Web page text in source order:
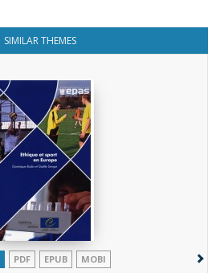
SIMILAR THEMES
PDF EPUB MOBI